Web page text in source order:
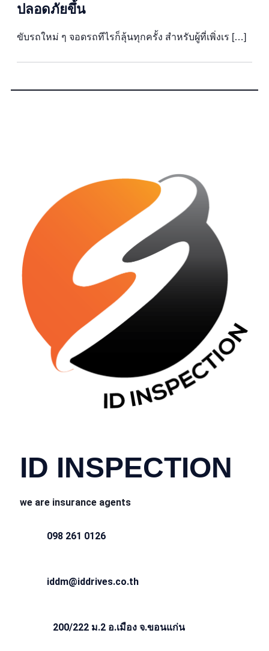
ปลอดภัยขึ้น
ขับรถใหม่ ๆ จอดรถทีไรก็ลุ้นทุกครั้ง สำหรับผู้ที่เพิ่งเร […]
ID INSPECTION
we are insurance agents
098 261 0126
iddm@iddrives.co.th
200/222 ม.2 อ.เมือง จ.ขอนแก่น